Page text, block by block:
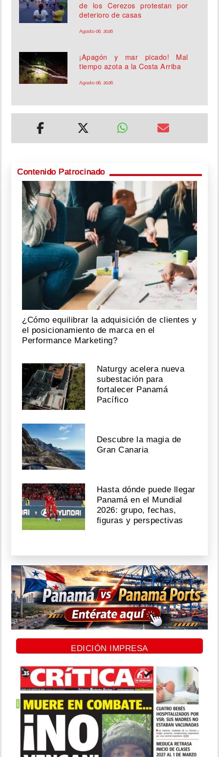
de los Cerezos protestan por
deterioro de casas
Agosto 06, 2026
¡Apagón y mar picado! Mal
tiempo azota a la Costa Arriba
Agosto 06, 2026
Contenido Patrocinado
¿Cómo equilibrar la adquisición de clientes y
el posicionamiento de marca en el
Performance Marketing?
Naturgy acelera nueva
subestación para
fortalecer Panamá
Pacífico
Descubre la magia de
Gran Canaria
Hasta dónde puede llegar
Panamá en el Mundial
2026: grupo, fechas,
figuras y perspectivas
EDICIÓN IMPRESA